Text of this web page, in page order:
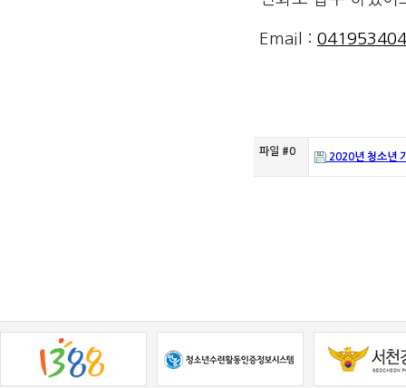
Email :
파일 #0 2020년 청소년